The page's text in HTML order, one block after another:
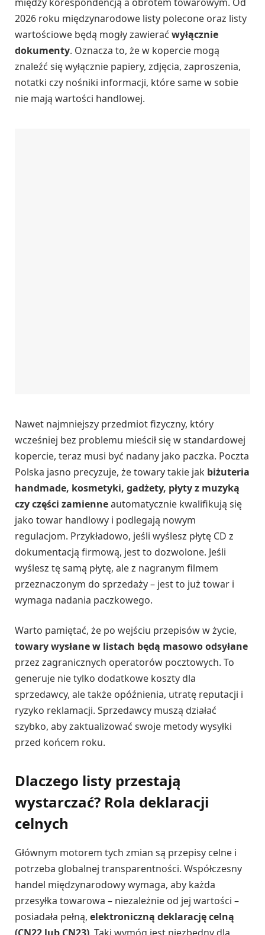
2026 roku międzynarodowe listy polecone oraz listy
wartościowe będą mogły zawierać wyłącznie
dokumenty. Oznacza to, że w kopercie mogą
znaleźć się wyłącznie papiery, zdjęcia, zaproszenia,
notatki czy nośniki informacji, które same w sobie
nie mają wartości handlowej.
Nawet najmniejszy przedmiot fizyczny, który
wcześniej bez problemu mieścił się w standardowej
kopercie, teraz musi być nadany jako paczka. Poczta
Polska jasno precyzuje, że towary takie jak biżuteria
handmade, kosmetyki, gadżety, płyty z muzyką
czy części zamienneautomatycznie kwalifikują się
jako towar handlowy i podlegają nowym
regulacjom. Przykładowo, jeśli wyślesz płytę CD z
dokumentacją firmową, jest to dozwolone. Jeśli
wyślesz tę samą płytę, ale z nagranym filmem
przeznaczonym do sprzedaży – jest to już towar i
wymaga nadania paczkowego.
Warto pamiętać, że po wejściu przepisów w życie,
towary wysłane w listach będą masowo odsyłane
przez zagranicznych operatorów pocztowych. To
generuje nie tylko dodatkowe koszty dla
sprzedawcy, ale także opóźnienia, utratę reputacji i
ryzyko reklamacji. Sprzedawcy muszą działać
szybko, aby zaktualizować swoje metody wysyłki
przed końcem roku.
Dlaczego listy przestają
wystarczać? Rola deklaracji
celnych
Głównym motorem tych zmian są przepisy celne i
potrzeba globalnej transparentności. Współczesny
handel międzynarodowy wymaga, aby każda
przesyłka towarowa – niezależnie od jej wartości –
posiadała pełną, elektroniczną deklarację celną